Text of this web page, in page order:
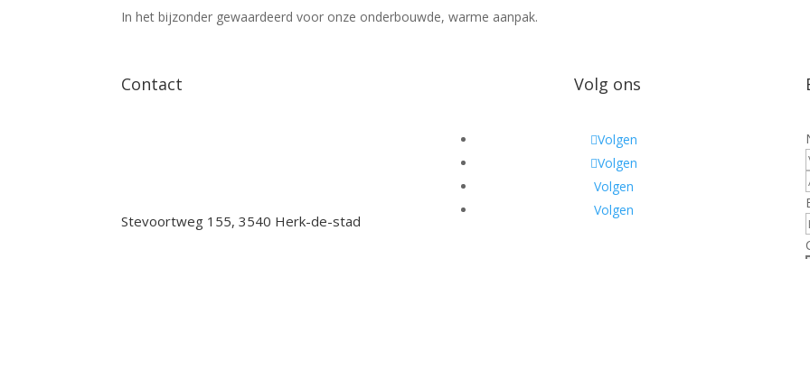
In het bijzonder gewaardeerd voor onze onderbouwde, warme aanpak.
Contact
Stevoortweg 155, 3540 Herk-de-stad
Volg ons
Volgen
Volgen
Volgen
Volgen